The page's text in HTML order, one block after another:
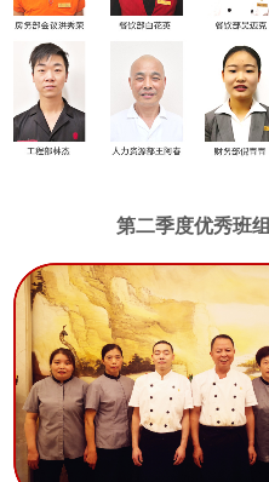
第二季度优秀班组